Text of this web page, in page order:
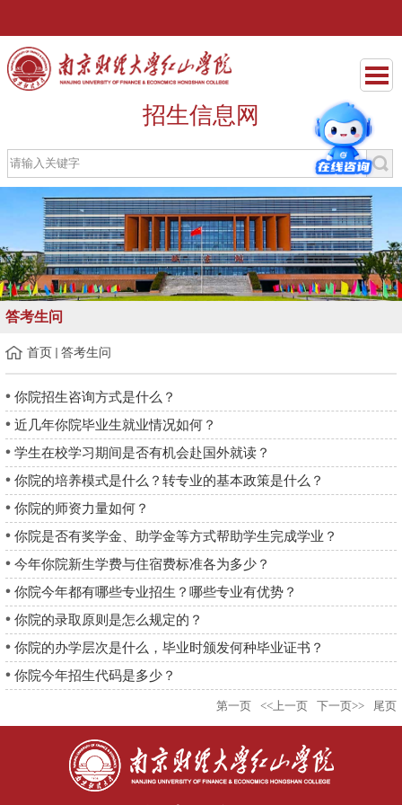
招生信息网
答考生问
首页 答考生问
你院招生咨询方式是什么？
近几年你院毕业生就业情况如何？
学生在校学习期间是否有机会赴国外就读？
你院的培养模式是什么？转专业的基本政策是什么？
你院的师资力量如何？
你院是否有奖学金、助学金等方式帮助学生完成学业？
今年你院新生学费与住宿费标准各为多少？
你院今年都有哪些专业招生？哪些专业有优势？
你院的录取原则是怎么规定的？
你院的办学层次是什么，毕业时颁发何种毕业证书？
你院今年招生代码是多少？
第一页 <<上一页 下一页>> 尾页